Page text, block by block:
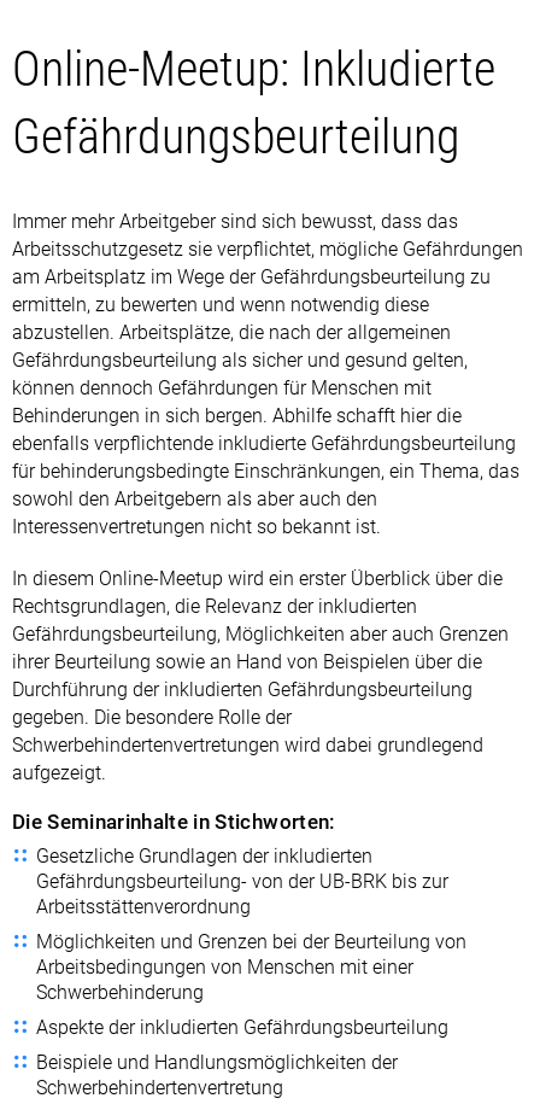
Online-Meetup: Inkludierte
Gefährdungsbeurteilung
Immer mehr Arbeitgeber sind sich bewusst, dass das
Arbeitsschutzgesetz sie verpflichtet, mögliche Gefährdungen
am Arbeitsplatz im Wege der Gefährdungsbeurteilung zu
ermitteln, zu bewerten und wenn notwendig diese
abzustellen. Arbeitsplätze, die nach der allgemeinen
Gefährdungsbeurteilung als sicher und gesund gelten,
können dennoch Gefährdungen für Menschen mit
Behinderungen in sich bergen. Abhilfe schafft hier die
ebenfalls verpflichtende inkludierte Gefährdungsbeurteilung
für behinderungsbedingte Einschränkungen, ein Thema, das
sowohl den Arbeitgebern als aber auch den
Interessenvertretungen nicht so bekannt ist.
In diesem Online-Meetup wird ein erster Überblick über die
Rechtsgrundlagen, die Relevanz der inkludierten
Gefährdungsbeurteilung, Möglichkeiten aber auch Grenzen
ihrer Beurteilung sowie an Hand von Beispielen über die
Durchführung der inkludierten Gefährdungsbeurteilung
gegeben. Die besondere Rolle der
Schwerbehindertenvertretungen wird dabei grundlegend
aufgezeigt.
Die Seminarinhalte in Stichworten:
Gesetzliche Grundlagen der inkludierten
Gefährdungsbeurteilung- von der UB-BRK bis zur
Arbeitsstättenverordnung
Möglichkeiten und Grenzen bei der Beurteilung von
Arbeitsbedingungen von Menschen mit einer
Schwerbehinderung
Aspekte der inkludierten Gefährdungsbeurteilung
Beispiele und Handlungsmöglichkeiten der
Schwerbehindertenvertretung